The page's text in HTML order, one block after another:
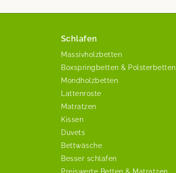
Schlafen
Massivholzbetten
Boxspringbetten & Polsterbetten
Mondholzbetten
Lattenroste
Matratzen
Kissen
Duvets
Bettwäsche
Besser schlafen